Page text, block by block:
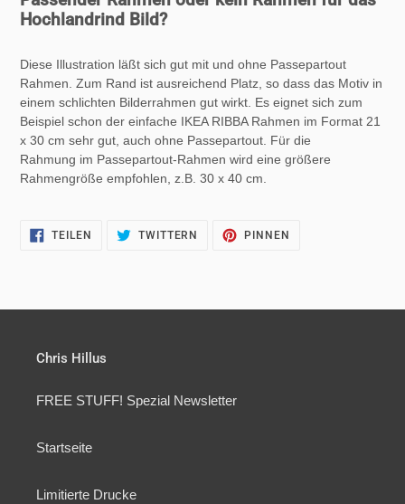
Hochlandrind Bild?
Diese Illustration läßt sich gut mit und ohne Passepartout
Rahmen. Zum Rand ist ausreichend Platz, so dass das Motiv in
einem schlichten Bilderrahmen gut wirkt. Es eignet sich zum
Beispiel schon der einfache IKEA RIBBA Rahmen im Format 21
x 30 cm sehr gut, auch ohne Passepartout. Für die
Rahmung im Passepartout-Rahmen wird eine größere
Rahmengröße empfohlen, z.B. 30 x 40 cm.
TEILEN
FACEBOOK
TWITTERN
TWITTER
PINNEN
Chris Hillus
FREE STUFF! Spezial Newsletter
Startseite
Limitierte Drucke